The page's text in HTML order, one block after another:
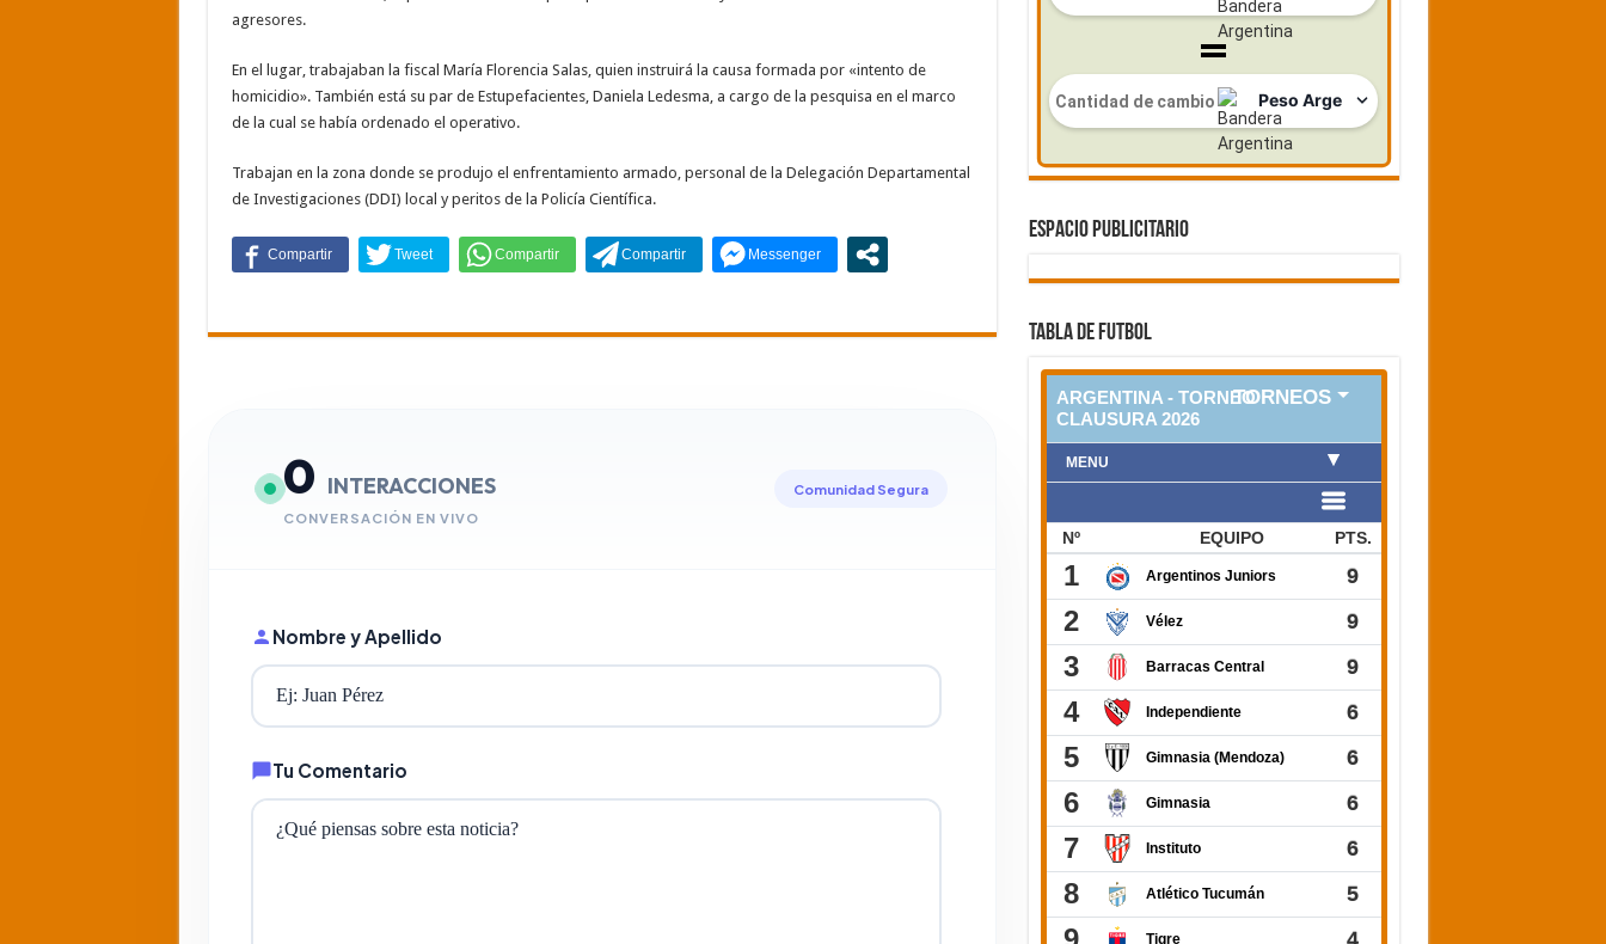
agresores.
En el lugar, trabajaban la fiscal María Florencia Salas, quien instruirá la causa formada por «intento de
homicidio». También está su par de Estupefacientes, Daniela Ledesma, a cargo de la pesquisa en el marco
de la cual se había ordenado el operativo.
Trabajan en la zona donde se produjo el enfrentamiento armado, personal de la Delegación Departamental
de Investigaciones (DDI) local y peritos de la Policía Científica.
0 INTERACCIONES
CONVERSACIÓN EN VIVO
Comunidad Segura
Nombre y Apellido
Tu Comentario
ESPACIO PUBLICITARIO
TABLA DE FUTBOL